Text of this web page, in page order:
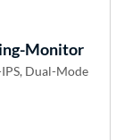
Monitor
Dual-Mode